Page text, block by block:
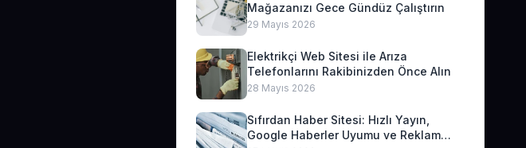
Mağazanızı Gece Gündüz Çalıştırın
29 Mayıs 2026
Elektrikçi Web Sitesi ile Arıza
Telefonlarını Rakibinizden Önce Alın
28 Mayıs 2026
Sıfırdan Haber Sitesi: Hızlı Yayın,
Google Haberler Uyumu ve Reklam